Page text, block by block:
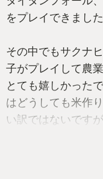
をプレイできました
その中でもサクナ
子がプレイして農
とても嬉しかった
はどうしても米作
い訳ではないです
た。甥っ子がやっ
るのを後方腕組み